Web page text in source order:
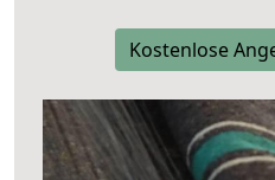
Kostenlose